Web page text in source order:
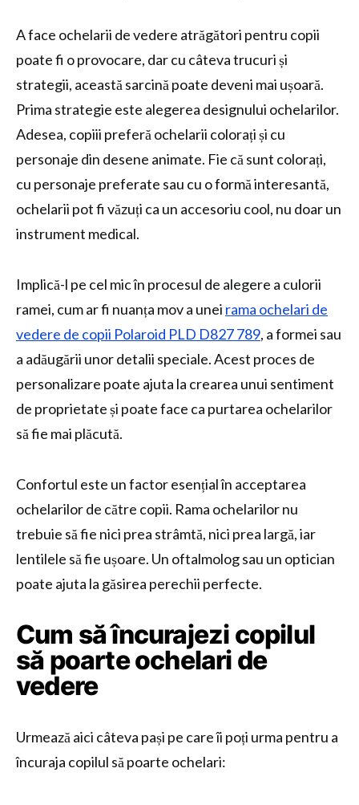
A face ochelarii de vedere atrăgători pentru copii
poate fi o provocare, dar cu câteva trucuri și
strategii, această sarcină poate deveni mai ușoară.
Prima strategie este alegerea designului ochelarilor.
Adesea, copiii preferă ochelarii colorați și cu
personaje din desene animate. Fie că sunt colorați,
cu personaje preferate sau cu o formă interesantă,
ochelarii pot fi văzuți ca un accesoriu cool, nu doar un
instrument medical.
Implică-l pe cel mic în procesul de alegere a culorii
ramei, cum ar fi nuanța mov a unei rama ochelari de
vedere de copii Polaroid PLD D827 789, a formei sau
a adăugării unor detalii speciale. Acest proces de
personalizare poate ajuta la crearea unui sentiment
de proprietate și poate face ca purtarea ochelarilor
să fie mai plăcută.
Confortul este un factor esențial în acceptarea
ochelarilor de către copii. Rama ochelarilor nu
trebuie să fie nici prea strâmtă, nici prea largă, iar
lentilele să fie ușoare. Un oftalmolog sau un optician
poate ajuta la găsirea perechii perfecte.
Cum să încurajezi copilul
să poarte ochelari de
vedere
Urmează aici câteva pași pe care îi poți urma pentru a
încuraja copilul să poarte ochelari: